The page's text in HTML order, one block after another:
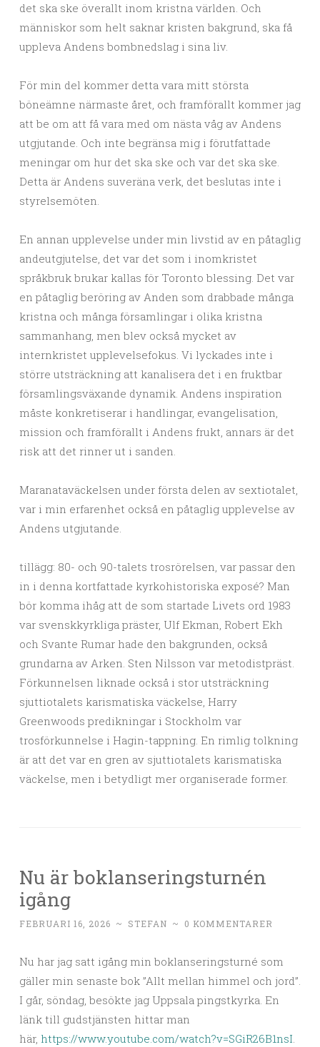
det ska ske överallt inom kristna världen. Och
människor som helt saknar kristen bakgrund, ska få
uppleva Andens bombnedslag i sina liv.
För min del kommer detta vara mitt största
böneämne närmaste året, och framförallt kommer jag
att be om att få vara med om nästa våg av Andens
utgjutande. Och inte begränsa mig i förutfattade
meningar om hur det ska ske och var det ska ske.
Detta är Andens suveräna verk, det beslutas inte i
styrelsemöten.
En annan upplevelse under min livstid av en påtaglig
andeutgjutelse, det var det som i inomkristet
språkbruk brukar kallas för Toronto blessing. Det var
en påtaglig beröring av Anden som drabbade många
kristna och många församlingar i olika kristna
sammanhang, men blev också mycket av
internkristet upplevelsefokus. Vi lyckades inte i
större utsträckning att kanalisera det i en fruktbar
församlingsväxande dynamik. Andens inspiration
måste konkretiserar i handlingar, evangelisation,
mission och framförallt i Andens frukt, annars är det
risk att det rinner ut i sanden.
Maranataväckelsen under första delen av sextiotalet,
var i min erfarenhet också en påtaglig upplevelse av
Andens utgjutande.
tillägg: 80- och 90-talets trosrörelsen, var passar den
in i denna kortfattade kyrkohistoriska exposé? Man
bör komma ihåg att de som startade Livets ord 1983
var svenskkyrkliga präster, Ulf Ekman, Robert Ekh
och Svante Rumar hade den bakgrunden, också
grundarna av Arken. Sten Nilsson var metodistpräst.
Förkunnelsen liknade också i stor utsträckning
sjuttiotalets karismatiska väckelse, Harry
Greenwoods predikningar i Stockholm var
trosförkunnelse i Hagin-tappning. En rimlig tolkning
är att det var en gren av sjuttiotalets karismatiska
väckelse, men i betydligt mer organiserade former.
Nu är boklanseringsturnén
igång
FEBRUARI 16, 2026 ~ STEFAN ~ 0 KOMMENTARER
Nu har jag satt igång min boklanseringsturné som
gäller min senaste bok ”Allt mellan himmel och jord”.
I går, söndag, besökte jag Uppsala pingstkyrka. En
länk till gudstjänsten hittar man
här, https://www.youtube.com/watch?v=SGiR26B1nsI.